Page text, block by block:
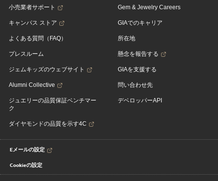
小売業者サポート
キャンパス ストア
よくある質問（FAQ）
プレスルーム
ジェムキッズのウェブサイト
Alumni Collective
ジュエリーの品質保証ベンチマー
ク
ダイヤモンドの品質を示す4C
Gem & Jewelry Careers
GIAでのキャリア
所在地
懸念を報告する
GIAを支援する
問い合わせ先
デベロッパーAPI
Eメールの設定
Cookieの設定